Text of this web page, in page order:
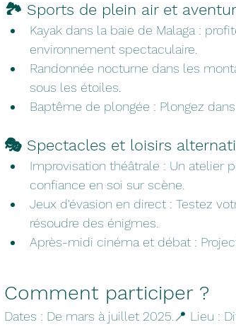
🏞️ Sports de plein air et
Kayak dans la baie de Malaga :
environnement spectaculaire.
Randonnée nocturne dans les
sous les étoiles.
Baptême de plongée : Plongez
🎭 Spectacles et loisirs
Improvisation théâtrale : Un atelier
confiance en soi sur scène.
Jeux d'évasion en direct : Testez
résoudre des énigmes.
Après-midi cinéma et débat :
Comment participer ?
Dates : De mars à juillet 2025.📍 Lieu :